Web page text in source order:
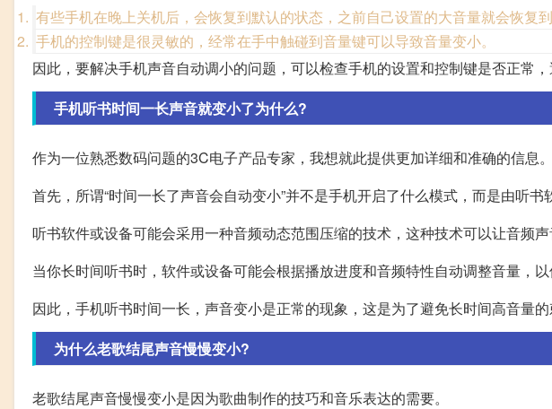
有些手机在晚上关机后，会恢复到默认的状态，之前自己设置的大音量就会恢复到
手机的控制键是很灵敏的，经常在手中触碰到音量键可以导致音量变小。
因此，要解决手机声音自动调小的问题，可以检查手机的设置和控制键是否正常，
手机听书时间一长声音就变小了为什么?
作为一位熟悉数码问题的3C电子产品专家，我想就此提供更加详细和准确的信息。
首先，所谓“时间一长了声音会自动变小”并不是手机开启了什么模式，而是由听书
听书软件或设备可能会采用一种音频动态范围压缩的技术，这种技术可以让音频声
当你长时间听书时，软件或设备可能会根据播放进度和音频特性自动调整音量，以
因此，手机听书时间一长，声音变小是正常的现象，这是为了避免长时间高音量的
为什么老歌结尾声音慢慢变小?
老歌结尾声音慢慢变小是因为歌曲制作的技巧和音乐表达的需要。